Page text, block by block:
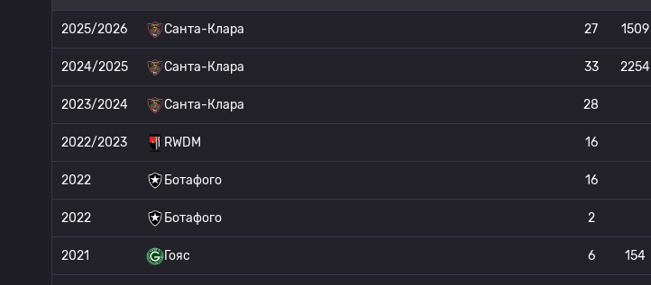
2025/2026 Санта-Клара 27 1509
2024/2025 Санта-Клара 33 2254
2023/2024 Санта-Клара 28
2022/2023 RWDM 16
2022 Ботафого 16
2022 Ботафого 2
2021 Гояс 6 154